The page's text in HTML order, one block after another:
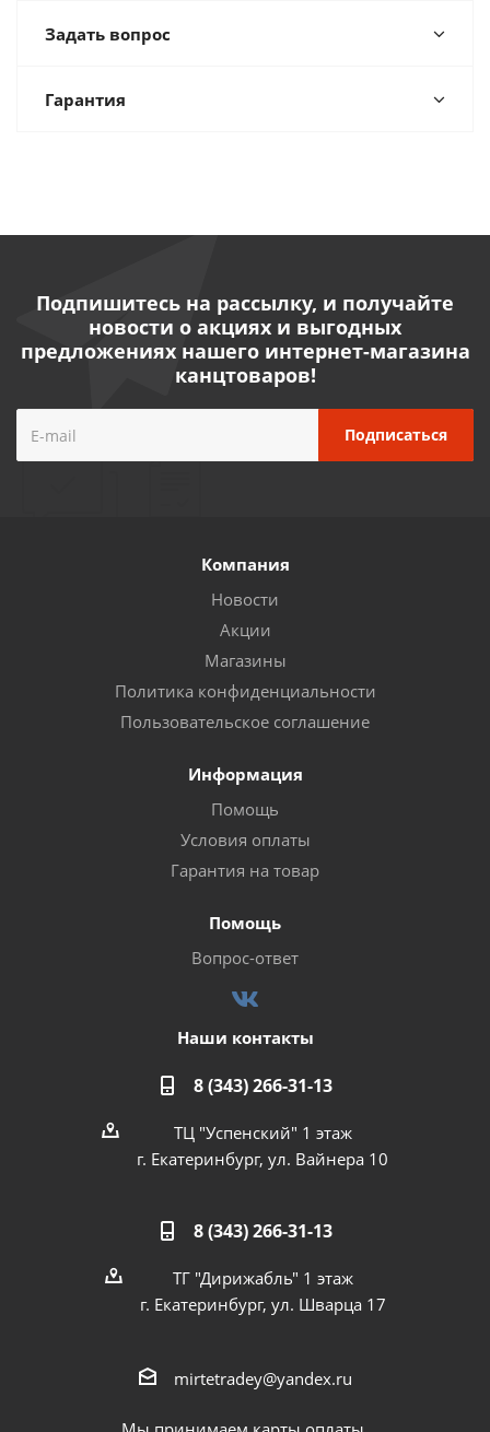
Задать вопрос
Гарантия
Подпишитесь на рассылку, и получайте
новости о акциях и выгодных
предложениях нашего интернет-магазина
канцтоваров!
Компания
Новости
Акции
Магазины
Политика конфиденциальности
Пользовательское соглашение
Информация
Помощь
Условия оплаты
Гарантия на товар
Помощь
Вопрос-ответ
Наши контакты
8 (343) 266-31-13
ТЦ "Успенский" 1 этаж
г. Екатеринбург, ул. Вайнера 10
8 (343) 266-31-13
ТГ "Дирижабль" 1 этаж
г. Екатеринбург, ул. Шварца 17
mirtetradey@yandex.ru